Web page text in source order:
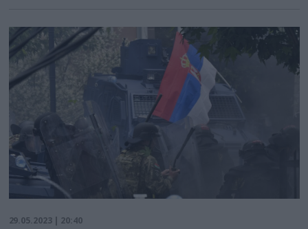
29.05.2023 | 20:40